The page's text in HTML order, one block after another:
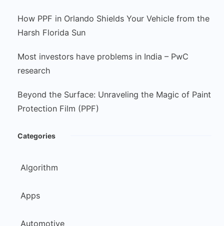
How PPF in Orlando Shields Your Vehicle from the
Harsh Florida Sun
Most investors have problems in India – PwC
research
Beyond the Surface: Unraveling the Magic of Paint
Protection Film (PPF)
Categories
Algorithm
Apps
Automotive